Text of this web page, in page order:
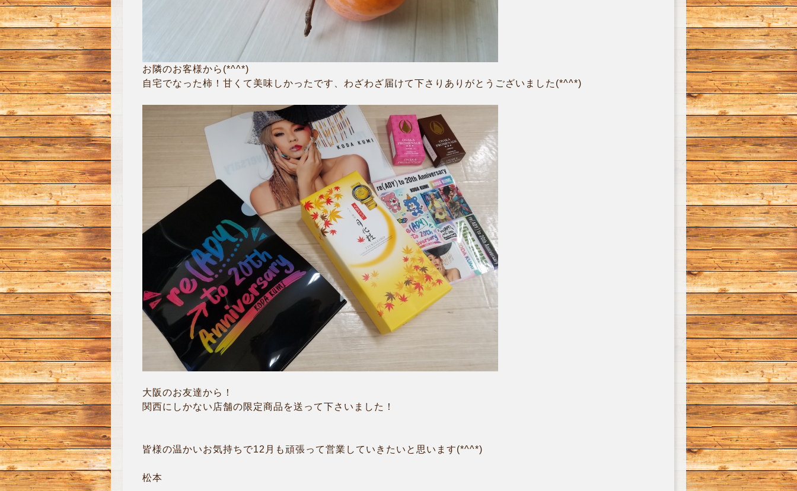
お隣のお客様から(*^^*)
自宅でなった柿！甘くて美味しかったです、わざわざ届けて下さりありがとうございました(*^^*)
大阪のお友達から！
関西にしかない店舗の限定商品を送って下さいました！
皆様の温かいお気持ちで12月も頑張って営業していきたいと思います(*^^*)
松本